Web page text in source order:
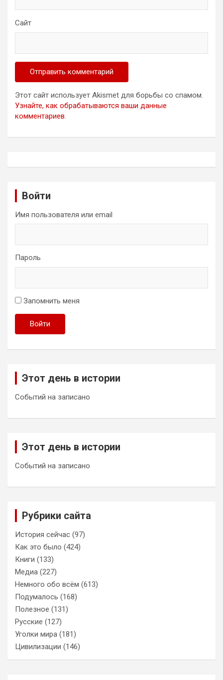
Сайт
Этот сайт использует Akismet для борьбы со спамом.
Узнайте, как обрабатываются ваши данные
комментариев.
Войти
Имя пользователя или email
Пароль
Запомнить меня
Войти
Этот день в истории
Событий на записано
Этот день в истории
Событий на записано
Рубрики сайта
История сейчас (97)
Как это было (424)
Книги (133)
Медиа (227)
Немного обо всём (613)
Подумалось (168)
Полезное (131)
Русские (127)
Уголки мира (181)
Цивилизации (146)